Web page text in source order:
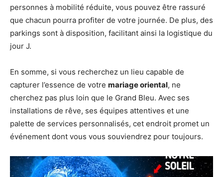
personnes à mobilité réduite, vous pouvez être rassuré
que chacun pourra profiter de votre journée. De plus, des
parkings sont à disposition, facilitant ainsi la logistique du
jour J.
En somme, si vous recherchez un lieu capable de
capturer l’essence de votre mariage oriental, ne
cherchez pas plus loin que le Grand Bleu. Avec ses
installations de rêve, ses équipes attentives et une
palette de services personnalisés, cet endroit promet un
événement dont vous vous souviendrez pour toujours.